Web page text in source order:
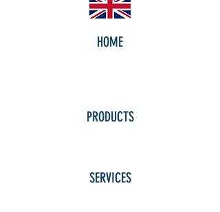
HOME
PRODUCTS
SERVICES